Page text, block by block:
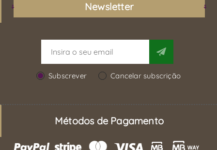
Newsletter
Subscrever Cancelar subscrição
Métodos de Pagamento